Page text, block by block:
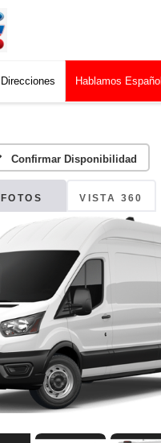
Direcciones Hablamos Español
Confirmar Disponibilidad
FOTOS VISTA 360